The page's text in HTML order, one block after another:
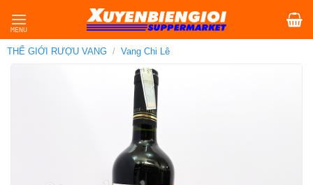
content
THẾ GIỚI RƯỢU VANG / Vang Chi Lê